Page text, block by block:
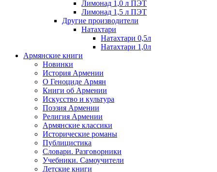
Лимонад 1,0 л ПЭТ
Лимонад 1,5 л ПЭТ
Другие производители
Натахтари
Натахтари 0,5л
Натахтари 1,0л
Армянские книги
Новинки
История Армении
О Геноциде Армян
Книги об Армении
Иcкусство и культура
Поэзия Армении
Религия Армении
Армянские классики
Исторические романы
Публицистика
Словари. Разговорники
Учебники. Самоучители
Детские книги